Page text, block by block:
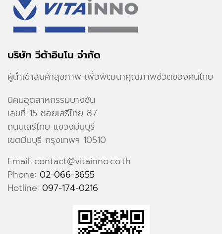
บริษัท วีต้าอินโน จำกัด
ผู้นำเข้าสินค้าสุขภาพ เพื่อพัฒนาคุณภาพชีวิตของคนไทย
นิคมอุตสาหกรรมบางชัน
เลขที่ 15 ซอยเสรีไทย 87
ถนนเสรีไทย แขวงมีนบุรี
เขตมีนบุรี กรุงเทพฯ 10510
Email: contact@vitainno.co.th
Phone: 02-066-3655
Hotline: 097-174-0216